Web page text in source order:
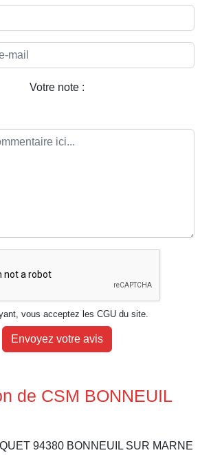
Votre note :
vous acceptez les CGU du site.
Envoyez votre avis
de CSM BONNEUIL
94380 BONNEUIL SUR MARNE